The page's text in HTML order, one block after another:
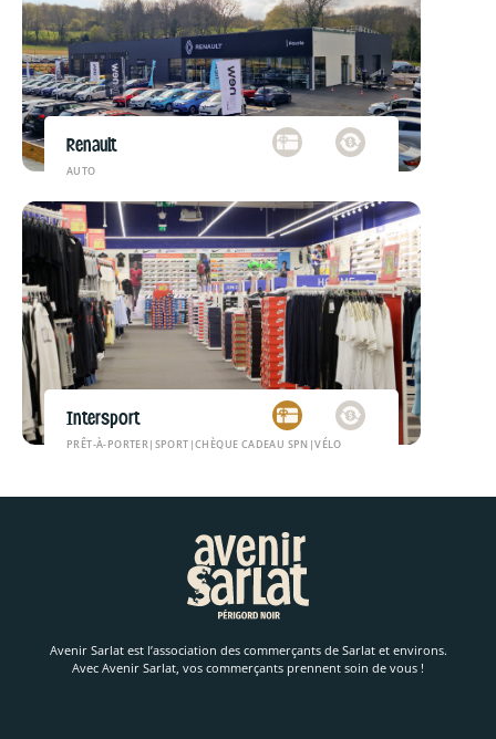
Renault
AUTO
Intersport
PRÊT-À-PORTER| SPORT |CHÈQUE CADEAU SPN |VÉLO
Avenir Sarlat est l’association des commerçants de Sarlat et environs.
Avec Avenir Sarlat, vos commerçants prennent soin de vous !